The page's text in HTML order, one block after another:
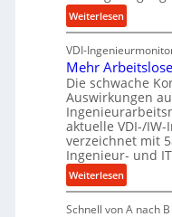
s
s
b
u
n
d
H
y
d
r
a
u
l
e
u
n
d
l
a
n
g
l
e
b
i
g
Weiterlesen:
K
r
o
n
e
s
s
t
e
i
g
VDI-
Mehr
Die schwache
Auswirkungen
aktuelle VDI-/
verzeichnet mit
Ingenieur- und
Weiterlesen:
M
e
Schnell von A nach B